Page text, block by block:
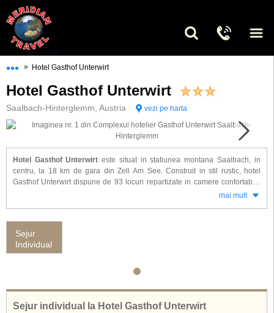
••• » Hotel Gasthof Unterwirt
Hotel Gasthof Unterwirt
Saalbach-Hinterglemm, Austria vezi pe harta
Hotel Gasthof Unterwirt este situat in statiunea montana Saalbach, in
centru, la 18 km de gara din Zell Am See. Construit in stil rustic, hotel
Gasthof Unterwirt dispune de 93 locuri repartizate in camere confortabile
Schattbergseilbahn se afla la doar 30 m de hotel.
mai mult
Sejur
Individual
Sejur individual la Hotel Gasthof Unterwirt